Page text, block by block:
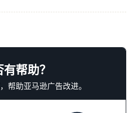
帮助？
帮助亚马逊广告改进。